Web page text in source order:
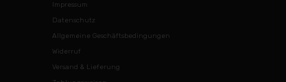
Impressum
Datenschutz
Allgemeine Geschäftsbedingungen
Widerruf
Versand & Lieferung